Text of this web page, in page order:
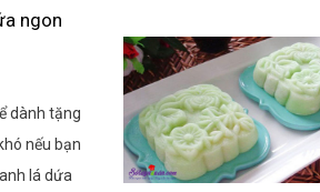
ngon
dành tặng
nếu bạn
lá dứa